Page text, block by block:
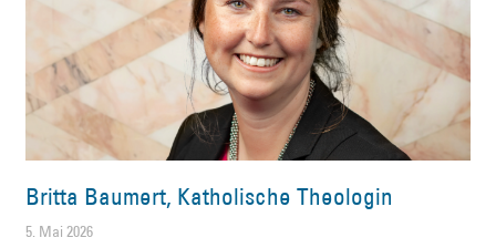
Britta Baumert, Katholische Theologin
5. Mai 2026